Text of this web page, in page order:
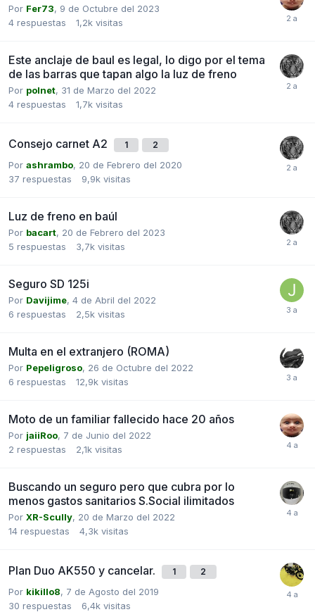
Por Fer73, 9 de Octubre del 2023
4 respuestas 1,2k visitas
Este anclaje de baul es legal, lo digo por el tema
de las barras que tapan algo la luz de freno
Por polnet, 31 de Marzo del 2022
4 respuestas 1,7k visitas
Consejo carnet A2 1 2
Por ashrambo, 20 de Febrero del 2020
37 respuestas 9,9k visitas
Luz de freno en baúl
Por bacart, 20 de Febrero del 2023
5 respuestas 3,7k visitas
Seguro SD 125i
Por Davijime, 4 de Abril del 2022
6 respuestas 2,5k visitas
Multa en el extranjero (ROMA)
Por Pepeligroso, 26 de Octubre del 2022
6 respuestas 12,9k visitas
Moto de un familiar fallecido hace 20 años
Por jaiiRoo, 7 de Junio del 2022
2 respuestas 2,1k visitas
Buscando un seguro pero que cubra por lo
menos gastos sanitarios S.Social ilimitados
Por XR-Scully, 20 de Marzo del 2022
14 respuestas 4,3k visitas
Plan Duo AK550 y cancelar. 1 2
Por kikillo8, 7 de Agosto del 2019
30 respuestas 6,4k visitas